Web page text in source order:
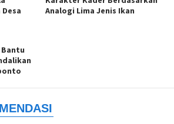
Analogi Lima Jenis Ikan